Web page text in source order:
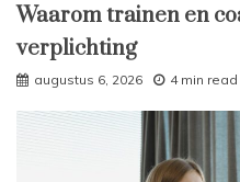
Waarom trainen en
verplichting
augustus 6, 2026 4 min read